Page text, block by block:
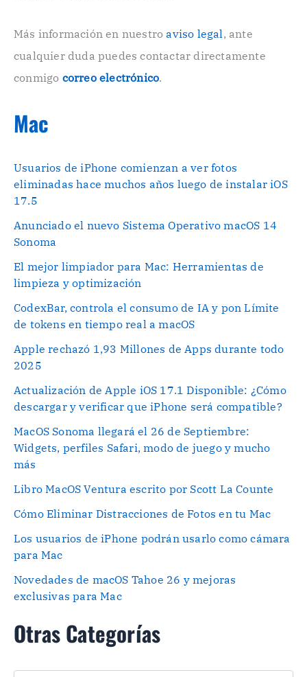
o
.
Más información en nuestroaviso legal , ante
cualquier duda puedes contactar directamente
conmigo correo electrónico.
Mac
Usuarios de iPhone comienzan a ver fotos
eliminadas hace muchos años luego de instalar iOS
17.5
Anunciado el nuevo Sistema Operativo macOS 14
Sonoma
El mejor limpiador para Mac: Herramientas de
limpieza y optimización
CodexBar, controla el consumo de IA y pon Límite
de tokens en tiempo real a macOS
Apple rechazó 1,93 Millones de Apps durante todo
2025
Actualización de Apple iOS 17.1 Disponible: ¿Cómo
descargar y verificar que iPhone será compatible?
MacOS Sonoma llegará el 26 de Septiembre:
Widgets, perfiles Safari, modo de juego y mucho
más
Libro MacOS Ventura escrito por Scott La Counte
Cómo Eliminar Distracciones de Fotos en tu Mac
Los usuarios de iPhone podrán usarlo como cámara
para Mac
Novedades de macOS Tahoe 26 y mejoras
exclusivas para Mac
Otras Categorías